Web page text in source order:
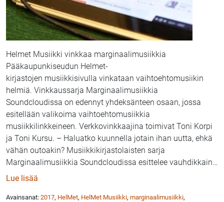
Helmet Musiikki vinkkaa marginaalimusiikkia
Pääkaupunkiseudun Helmet-
kirjastojen musiikkisivulla vinkataan vaihtoehtomusiikin
helmiä. Vinkkaussarja Marginaalimusiikkia
Soundcloudissa on edennyt yhdeksänteen osaan, jossa
esitellään valikoima vaihtoehtomusiikkia
musiikkilinkkeineen. Verkkovinkkaajina toimivat Toni Korpi
ja Toni Kursu. – Haluatko kuunnella jotain ihan uutta, ehkä
vähän outoakin? Musiikkikirjastolaisten sarja
Marginaalimusiikkia Soundcloudissa esittelee vauhdikkain …
Lue lisää
Avainsanat: 2017, HelMet, HelMet Musiikki, marginaalimusiikki,